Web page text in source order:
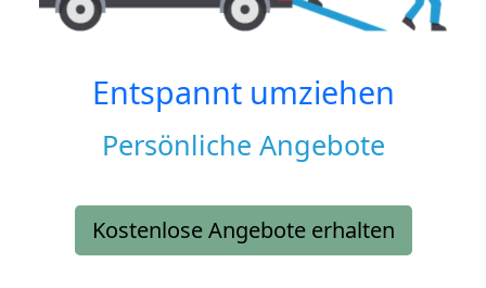
Entspannt umziehen
Persönliche Angebote
Kostenlose Angebote erhalten